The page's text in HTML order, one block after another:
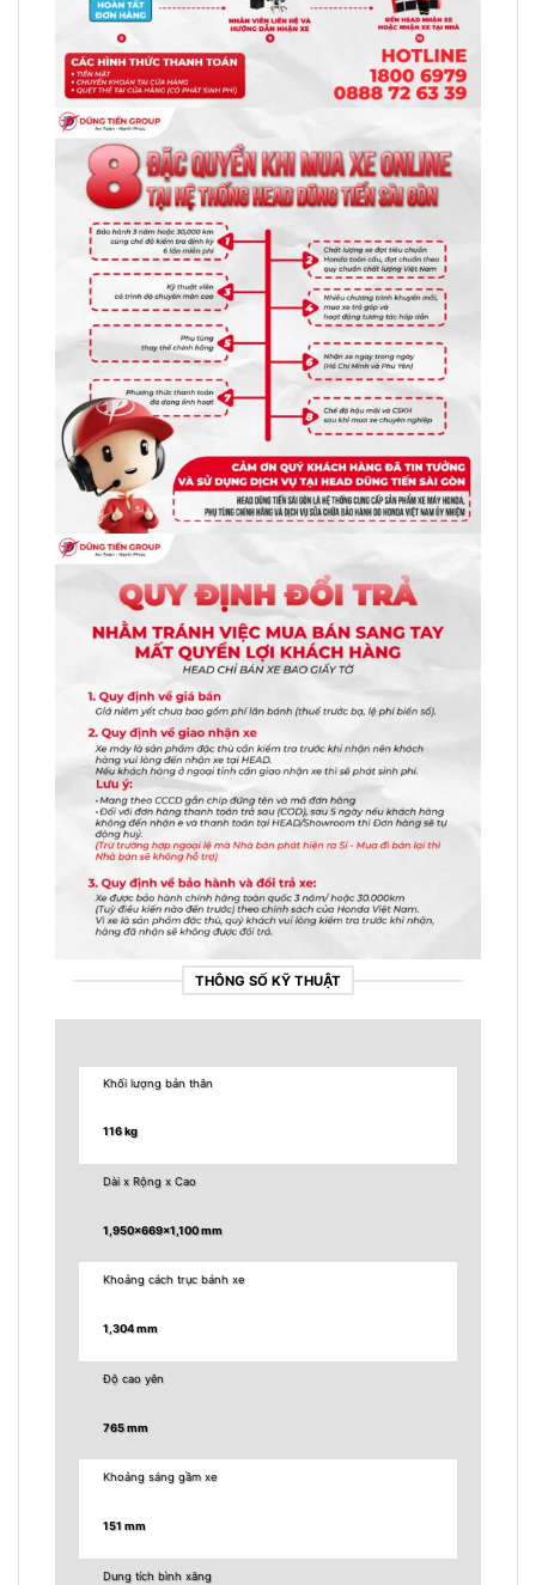
THÔNG SỐ KỸ THUẬT
Khối lượng bản thân
116 kg
Dài x Rộng x Cao
1,950x669x1,100 mm
Khoảng cách trục bánh xe
1,304 mm
Độ cao yên
765 mm
Khoảng sáng gầm xe
151 mm
Dung tích bình xăng